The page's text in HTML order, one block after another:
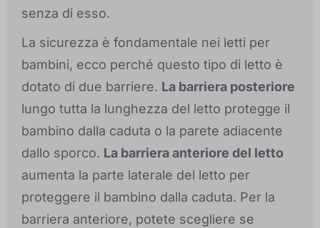
senza di esso.
La sicurezza è fondamentale nei letti per
bambini, ecco perché questo tipo di letto è
dotato di due barriere. La barriera posteriore
lungo tutta la lunghezza del letto protegge il
bambino dalla caduta o la parete adiacente
dallo sporco. La barriera anteriore del letto
aumenta la parte laterale del letto per
proteggere il bambino dalla caduta. Per la
barriera anteriore, potete scegliere se